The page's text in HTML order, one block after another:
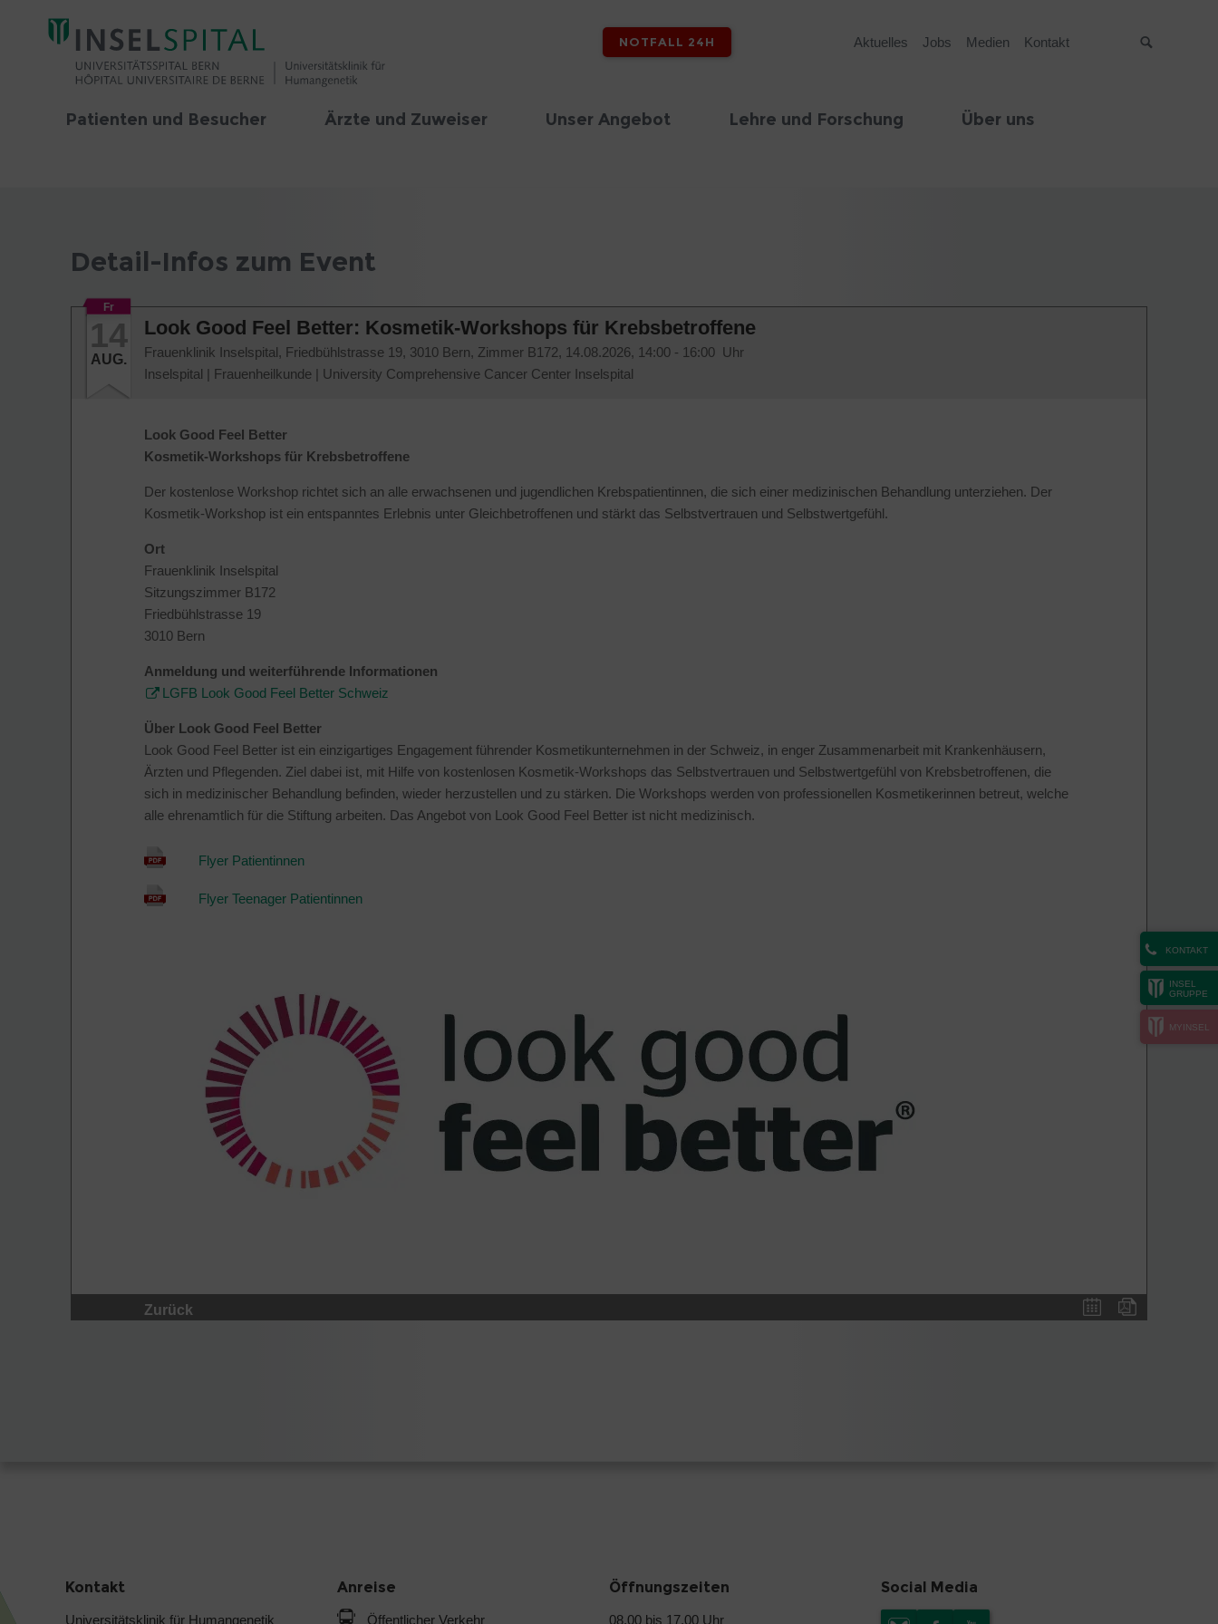
NOTFALL 24H Aktuelles Jobs Medien Kontakt
Patienten und Besucher Ärzte und Zuweiser Unser Angebot Lehre und Forschung Über uns
KONTAKT
INSEL
GRUPPE
MYINSEL
Detail-Infos zum Event
Fr
14
AUG.
Look Good Feel Better: Kosmetik-Workshops für Krebsbetroffene
Frauenklinik Inselspital, Friedbühlstrasse 19, 3010 Bern, Zimmer B172, 14.08.2026, 14:00 - 16:00 Uhr
Inselspital | Frauenheilkunde | University Comprehensive Cancer Center Inselspital
Look Good Feel Better
Kosmetik-Workshops für Krebsbetroffene
Der kostenlose Workshop richtet sich an alle erwachsenen und jugendlichen Krebspatientinnen, die sich einer medizinischen Behandlung unterziehen. Der
Kosmetik-Workshop ist ein entspanntes Erlebnis unter Gleichbetroffenen und stärkt das Selbstvertrauen und Selbstwertgefühl.
Ort
Frauenklinik Inselspital
Sitzungszimmer B172
Friedbühlstrasse 19
3010 Bern
Anmeldung und weiterführende Informationen
LGFB Look Good Feel Better Schweiz
Über Look Good Feel Better
Look Good Feel Better ist ein einzigartiges Engagement führender Kosmetikunternehmen in der Schweiz, in enger Zusammenarbeit mit Krankenhäusern,
Ärzten und Pflegenden. Ziel dabei ist, mit Hilfe von kostenlosen Kosmetik-Workshops das Selbstvertrauen und Selbstwertgefühl von Krebsbetroffenen, die
sich in medizinischer Behandlung befinden, wieder herzustellen und zu stärken. Die Workshops werden von professionellen Kosmetikerinnen betreut, welche
alle ehrenamtlich für die Stiftung arbeiten. Das Angebot von Look Good Feel Better ist nicht medizinisch.
Flyer Patientinnen
Flyer Teenager Patientinnen
Zurück
Kontakt
Universitätsklinik für Humangenetik
Anreise
Öffentlicher Verkehr
Öffnungszeiten
08.00 bis 17.00 Uhr
Social Media